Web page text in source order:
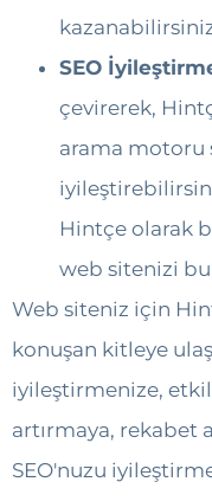
SEO
çevirerek,
arama motoru
Hintçe olarak
web sitenizi
Web siteniz için
konuşan kitleye
iyileştirmenize,
artırmaya, rekabet
SEO'nuzu